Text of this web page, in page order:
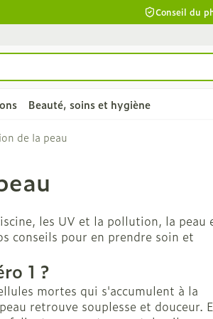
Conseil du
menu pour la catégorie Beauté,
Soins du cuir chevelu et
des cheveux
Peignes - démêler les
cheveux
Irritation du cuir chevelu
- cheveux abîmés
Produits coiffants - gel &
Épilation
Beauté, soins et hygiène
de la peau
les UV et la pollution, la peau
conseils pour en prendre soin et
1 ?
mortes qui s'accumulent à la
retrouve souplesse et douceur.